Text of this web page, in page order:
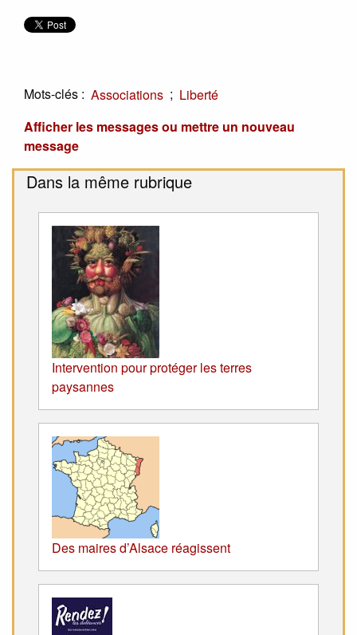
Mots-clés : Associations ; Liberté
Afficher les messages ou mettre un nouveau
message
Dans la même rubrique
Intervention pour protéger les terres
paysannes
Des maires d’Alsace réagissent